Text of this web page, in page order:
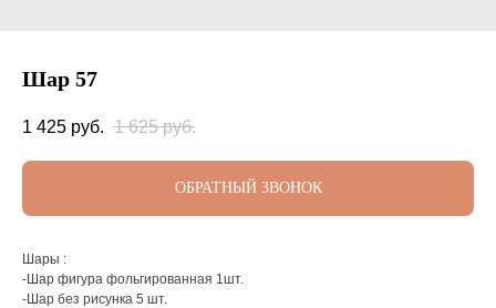
Шар 57
1 425 руб. 1 625 руб.
ОБРАТНЫЙ ЗВОНОК
Шары :
-Шар фигура фольгированная 1шт.
-Шар без рисунка 5 шт.